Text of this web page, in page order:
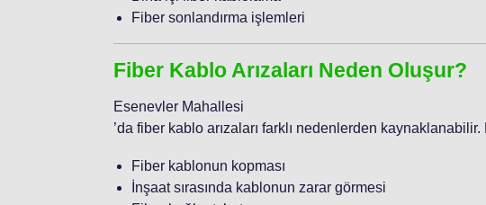
Fiber sonlandırma işlemleri
Fiber Kablo Arızaları Neden Oluşur?
Esenevler Mahallesi
’da fiber kablo arızaları farklı nedenlerden kaynaklanabilir.
Fiber kablonun kopması
İnşaat sırasında kablonun zarar görmesi